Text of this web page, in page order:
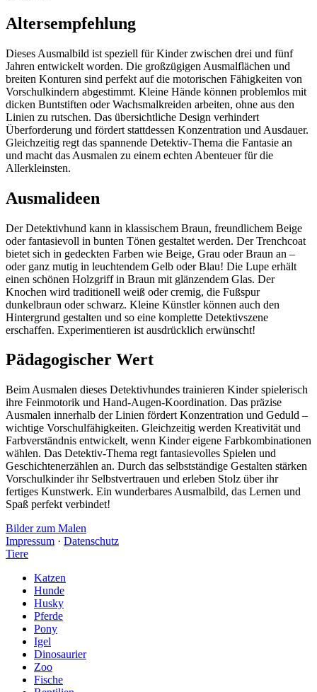
Altersempfehlung
Dieses Ausmalbild ist speziell für Kinder zwischen drei und fünf
Jahren entwickelt worden. Die großzügigen Ausmalflächen und
breiten Konturen sind perfekt auf die motorischen Fähigkeiten von
Vorschulkindern abgestimmt. Kleine Hände können problemlos mit
dicken Buntstiften oder Wachsmalkreiden arbeiten, ohne aus den
Linien zu rutschen. Das übersichtliche Design verhindert
Überforderung und fördert stattdessen Konzentration und Ausdauer.
Gleichzeitig regt das spannende Detektiv-Thema die Fantasie an
und macht das Ausmalen zu einem echten Abenteuer für die
Allerkleinsten.
Ausmalideen
Der Detektivhund kann in klassischem Braun, freundlichem Beige
oder fantasievoll in bunten Tönen gestaltet werden. Der Trenchcoat
bietet sich in gedeckten Farben wie Beige, Grau oder Braun an –
oder ganz mutig in leuchtendem Gelb oder Blau! Die Lupe erhält
einen schönen Holzgriff in Braun mit glänzendem Glas. Der
Knochen wird traditionell weiß oder cremig, die Fußspur
dunkelbraun oder schwarz. Kleine Künstler können auch den
Hintergrund gestalten und so eine komplette Detektivszene
erschaffen. Experimentieren ist ausdrücklich erwünscht!
Pädagogischer Wert
Beim Ausmalen dieses Detektivhundes trainieren Kinder spielerisch
ihre Feinmotorik und Hand-Augen-Koordination. Das präzise
Ausmalen innerhalb der Linien fördert Konzentration und Geduld –
wichtige Vorschulfähigkeiten. Gleichzeitig werden Kreativität und
Farbverständnis entwickelt, wenn Kinder eigene Farbkombinationen
wählen. Das Detektiv-Thema regt fantasievolles Spielen und
Geschichtenerzählen an. Durch das selbstständige Gestalten stärken
Vorschulkinder ihr Selbstvertrauen und erleben Stolz über ihr
fertiges Kunstwerk. Ein wunderbares Ausmalbild, das Lernen und
Spaß perfekt verbindet!
Bilder zum Malen
Impressum · Datenschutz
Tiere
Katzen
Hunde
Husky
Pferde
Pony
Igel
Dinosaurier
Zoo
Fische